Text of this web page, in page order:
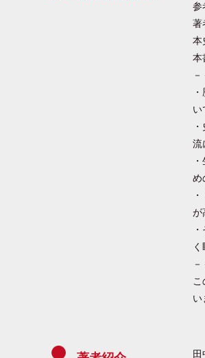
参
著
本
本
い
流
め
が
い
田